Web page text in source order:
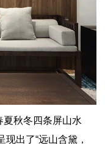
秋冬四条屏山水
出了“远山含黛，